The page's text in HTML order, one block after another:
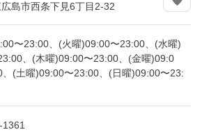
広島市西条下見6丁目2-32
〜23:00、(火曜)09:00〜23:00、(水曜)
、(木曜)09:00〜23:00、(金曜)09:0
、(土曜)09:00〜23:00、(日曜)09:00〜23: